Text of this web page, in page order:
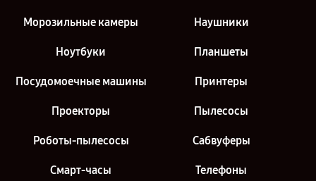
Морозильные камеры Наушники
Ноутбуки Планшеты
Посудомоечные машины Принтеры
Проекторы Пылесосы
Роботы-пылесосы Сабвуферы
Смарт-часы Телефоны